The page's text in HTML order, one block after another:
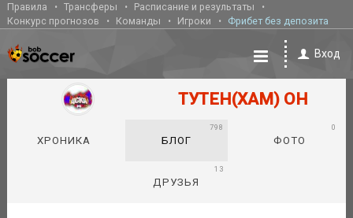
Правила Трансферы
Расписание и результаты
Конкурс прогнозов
Команды Игроки Фрибет без депозита
Вход
ТУТЕН(ХАМ) ОН
ХРОНИКА БЛОГ
798
ФОТО
0
ДРУЗЬЯ
13